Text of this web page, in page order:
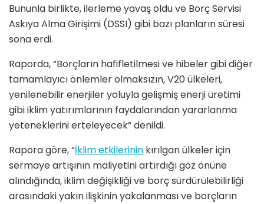
Bununla birlikte, ilerleme yavaş oldu ve Borç Servisi
Askıya Alma Girişimi (DSSI) gibi bazı planların süresi
sona erdi.
Raporda, “Borçların hafifletilmesi ve hibeler gibi diğer
tamamlayıcı önlemler olmaksızın, V20 ülkeleri,
yenilenebilir enerjiler yoluyla gelişmiş enerji üretimi
gibi iklim yatırımlarının faydalarından yararlanma
yeteneklerini erteleyecek” denildi.
Rapora göre, “İklim etkilerinin kırılgan ülkeler için
sermaye artışının maliyetini artırdığı göz önüne
alındığında, iklim değişikliği ve borç sürdürülebilirliği
arasındaki yakın ilişkinin yakalanması ve borçların